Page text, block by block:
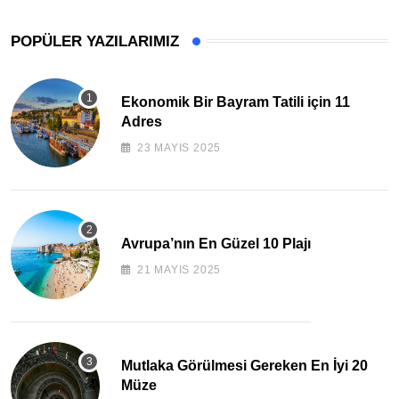
POPÜLER YAZILARIMIZ
Ekonomik Bir Bayram Tatili için 11
Adres
23 MAYIS 2025
Avrupa’nın En Güzel 10 Plajı
21 MAYIS 2025
Mutlaka Görülmesi Gereken En İyi 20
Müze